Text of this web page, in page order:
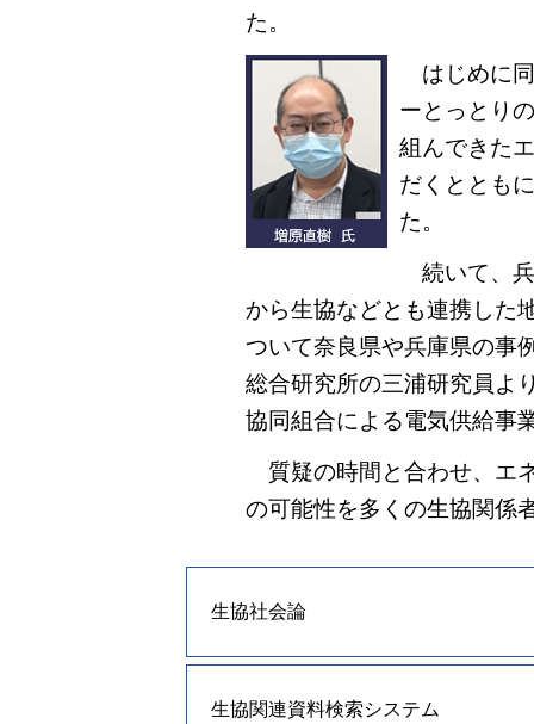
た。
はじめに
ーとっとり
組んできた
だくととも
た。
続いて、
から生協などとも連携した
ついて奈良県や兵庫県の事
総合研究所の三浦研究員よ
協同組合による電気供給事
質疑の時間と合わせ、エ
の可能性を多くの生協関係
生協社会論
生協関連資料検索システム